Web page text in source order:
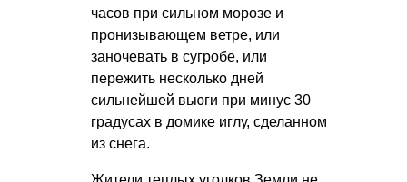
часов при сильном морозе и
пронизывающем ветре, или
заночевать в сугробе, или
пережить несколько дней
сильнейшей вьюги при минус 30
градусах в домике иглу, сделанном
из снега.